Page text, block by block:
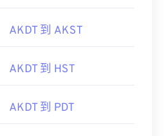
AKDT 到 AKST
AKDT 到 HST
AKDT 到 PDT